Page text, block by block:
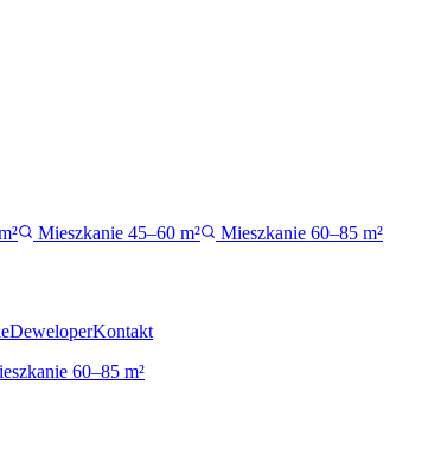
Mieszkanie 45–60 m²
Mieszkanie 60–85 m²
DeweloperKontakt
60–85 m²